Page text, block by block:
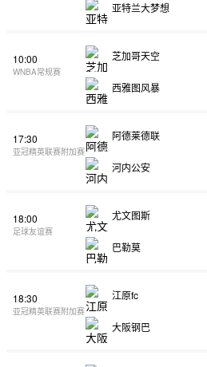
亚特兰大梦想
10:00
WNBA常规赛
芝加哥天空
西雅图风暴
17:30
亚冠精英联赛附加赛
阿德莱德联
河内公安
18:00
足球友谊赛
尤文图斯
巴勒莫
18:30
亚冠精英联赛附加赛
江原fc
大阪钢巴